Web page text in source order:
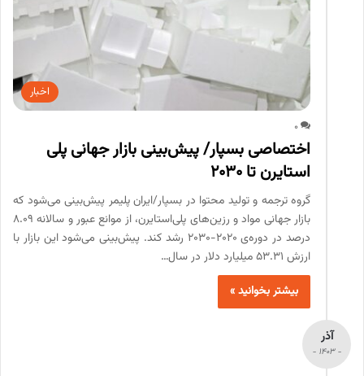
اخبار
0
اختصاصی بسپار/ پیش‌بینی بازار جهانی پلی
استایرن تا ۲۰۳۰
گروه ترجمه و تولید محتوا در بسپار/ایران پلیمر پیش‌بینی می‌شود که
بازار جهانی مواد و رزین‌های پلی‌استایرن، از موانع عبور و سالانه 8.09
درصد در دوره‌ی 2020-2030 رشد کند. پیش‌بینی می‌شود این بازار با
ارزش 53.31 میلیارد دلار در سال…
بیشتر بخوانید »
آذر
- 1403 -